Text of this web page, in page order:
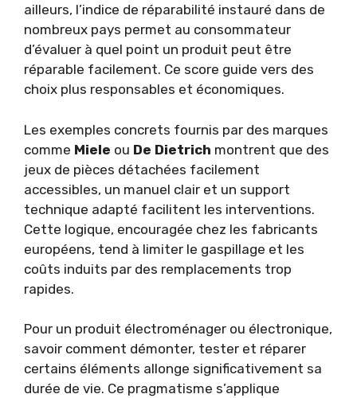
ailleurs, l’indice de réparabilité instauré dans de
nombreux pays permet au consommateur
d’évaluer à quel point un produit peut être
réparable facilement. Ce score guide vers des
choix plus responsables et économiques.
Les exemples concrets fournis par des marques
comme Miele ou De Dietrich montrent que des
jeux de pièces détachées facilement
accessibles, un manuel clair et un support
technique adapté facilitent les interventions.
Cette logique, encouragée chez les fabricants
européens, tend à limiter le gaspillage et les
coûts induits par des remplacements trop
rapides.
Pour un produit électroménager ou électronique,
savoir comment démonter, tester et réparer
certains éléments allonge significativement sa
durée de vie. Ce pragmatisme s’applique